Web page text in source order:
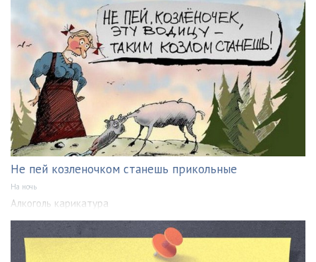
Не пей козленочком станешь прикольные
На ночь
Алкоголь карикатура